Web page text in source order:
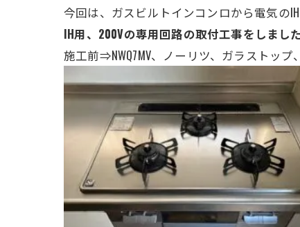
今回は、ガスビルトインコンロから電気の
IH用、200Vの専用回路の取付工事をしました
施工前⇒NWQ7MV、ノーリツ、ガラストッ